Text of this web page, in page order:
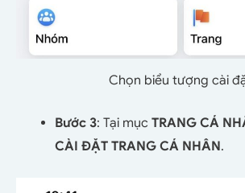
Chọn biểu tượng cài
Bước 3: Tại mục TRANG CÁ
CÀI ĐẶT TRANG CÁ NHÂN.